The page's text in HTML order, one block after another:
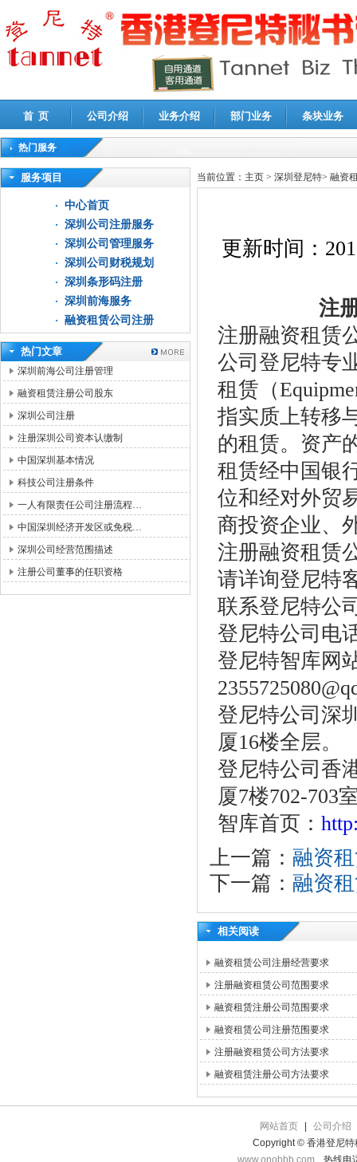
首 页 公司介绍 业务介绍 部门业务 条块业务
热门服务
高新技术企业认定审计|企业所得税汇算清缴申报鉴证
服务项目
中心首页
深圳公司注册服务
深圳公司管理服务
深圳公司财税规划
深圳条形码注册
深圳前海服务
融资租赁公司注册
热门文章
深圳前海公司注册管理
融资租赁注册公司股东
深圳公司注册
注册深圳公司资本认缴制
中国深圳基本情况
科技公司注册条件
一人有限责任公司注册流程…
中国深圳经济开发区或免税…
深圳公司经营范围描述
注册公司董事的任职资格
当前位置： 主页 > 深圳登尼特> 融资
更新时间：
注
注册融资租赁
公司登尼特专
租赁（
指实质上转移
的租赁。资产
租赁经中国银
位和经对外贸
商投资企业、
注册融资租赁
请详询登尼特
联系登尼特公
登尼特公司电
登尼特智库网
登尼特公司深
厦16楼全层。
登尼特公司香
厦7楼702-703
智库首页：
上一篇： 融资
下一篇： 融资
相关阅读
融资租赁公司注册经营要求
注册融资租赁公司范围要求
融资租赁注册公司范围要求
融资租赁公司注册范围要求
注册融资租赁公司方法要求
融资租赁注册公司方法要求
网站首页
公司介绍
Copyright © 香港登尼特
www.onobbb.com
热线电